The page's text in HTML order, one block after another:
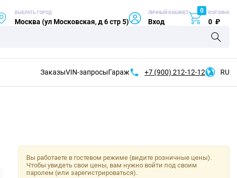
ВЫБРАТЬ ГОРОД
Москва (ул Московская, д 6 стр 5)
ЛИЧНЫЙ КАБИНЕТ
Вход
0 КОРЗИНА
0 ₽
ЗаказыVIN-запросыГараж +7 (900) 212-12-12 RU
Вы работаете в гостевом режиме (видите розничные цены).
Чтобы увидеть свои цены, вам нужно войти под своим
паролем (или зарегистрироваться).